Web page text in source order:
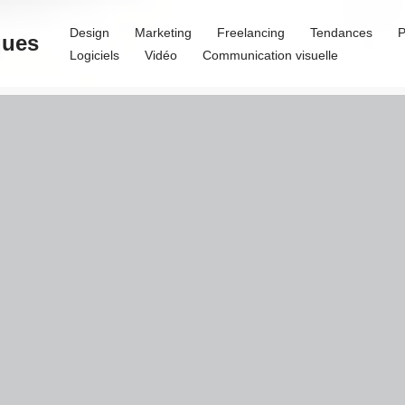
Design Marketing Freelancing Tendances
Logiciels
Vidéo Communication visuelle